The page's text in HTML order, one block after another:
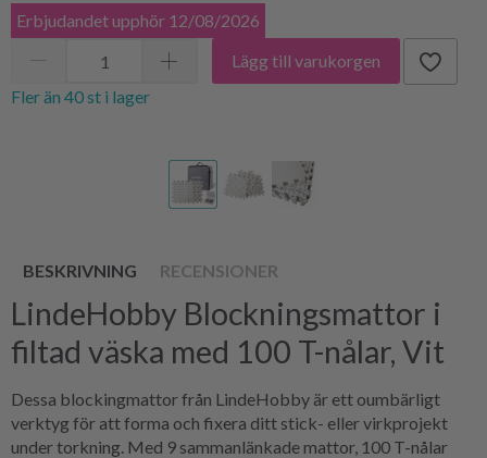
Erbjudandet upphör 12/08/2026
Lägg till varukorgen
Fler än 40 st i lager
BESKRIVNING RECENSIONER
LindeHobby Blockningsmattor i
filtad väska med 100 T-nålar, Vit
Dessa blockingmattor från LindeHobby är ett oumbärligt
verktyg för att forma och fixera ditt stick- eller virkprojekt
under torkning. Med 9 sammanlänkade mattor, 100 T-nålar